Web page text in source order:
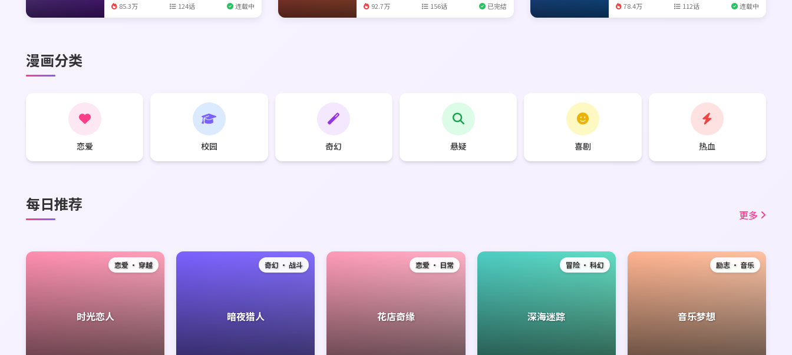
85.3万 124话 连载中 92.7万 156话 已完结 78.4万 112话 连载中
漫画分类
恋爱 校园 奇幻 悬疑 喜剧 热血
每日推荐
更多
时光恋人
恋爱 · 穿越
暗夜猎人
奇幻 · 战斗
花店奇缘
恋爱 · 日常
深海迷踪
冒险 · 科幻
音乐梦想
励志 · 音乐